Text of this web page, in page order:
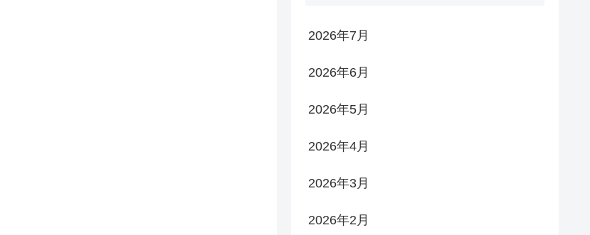
2026年7月
2026年6月
2026年5月
2026年4月
2026年3月
2026年2月